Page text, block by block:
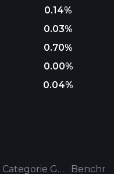
0.14%
0.03%
0.70%
0.00%
0.04%
Categorie Gemiddeld